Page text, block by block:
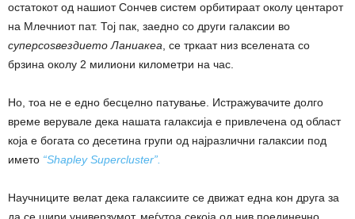
остатокот од нашиот Сончев систем орбитираат околу центарот
на Млечниот пат. Тој пак, заедно со други галаксии во
суперсоѕвездието Ланиакеа , се тркаат низ вселената со
брзина околу 2 милиони километри на час.
Но, тоа не е едно бесцелно патување. Истражувачите долго
време верувале дека нашата галаксија е привлечена од област
која е богата со десетина групи од најразлични галаксии под
името “Shapley Supercluster”.
Научниците велат дека галаксиите се движат една кон друга за